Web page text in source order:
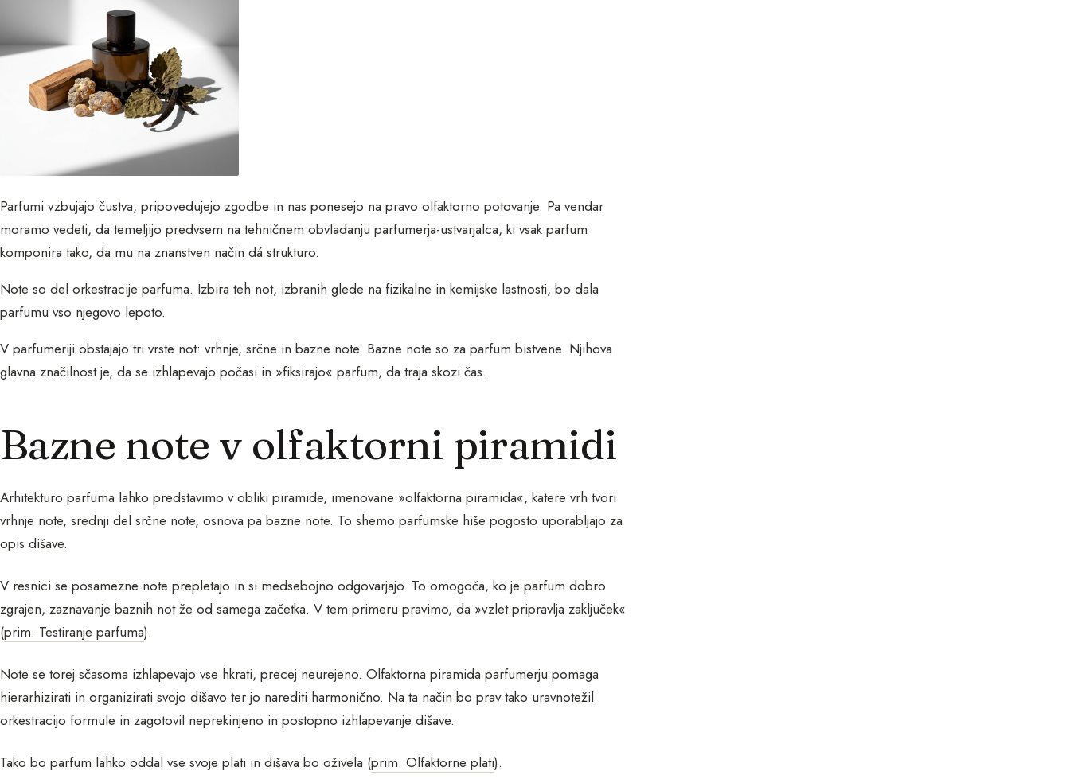
Parfumi vzbujajo čustva, pripovedujejo zgodbe in nas ponesejo na pravo olfaktorno potovanje. Pa vendar
moramo vedeti, da temeljijo predvsem na tehničnem obvladanju parfumerja-ustvarjalca, ki vsak parfum
komponira tako, da mu na znanstven način dá strukturo.
Note so del orkestracije parfuma. Izbira teh not, izbranih glede na fizikalne in kemijske lastnosti, bo dala
parfumu vso njegovo lepoto.
V parfumeriji obstajajo tri vrste not: vrhnje, srčne in bazne note. Bazne note so za parfum bistvene. Njihova
glavna značilnost je, da se izhlapevajo počasi in »fiksirajo« parfum, da traja skozi čas.
Bazne note v olfaktorni piramidi
Arhitekturo parfuma lahko predstavimo v obliki piramide, imenovane »olfaktorna piramida«, katere vrh tvori
vrhnje note, srednji del srčne note, osnova pa bazne note. To shemo parfumske hiše pogosto uporabljajo za
opis dišave.
V resnici se posamezne note prepletajo in si medsebojno odgovarjajo. To omogoča, ko je parfum dobro
zgrajen, zaznavanje baznih not že od samega začetka. V tem primeru pravimo, da »vzlet pripravlja zaključek«
(prim. Testiranje parfuma).
Note se torej sčasoma izhlapevajo vse hkrati, precej neurejeno. Olfaktorna piramida parfumerju pomaga
hierarhizirati in organizirati svojo dišavo ter jo narediti harmonično. Na ta način bo prav tako uravnotežil
orkestracijo formule in zagotovil neprekinjeno in postopno izhlapevanje dišave.
Tako bo parfum lahko oddal vse svoje plati in dišava bo oživela (prim. Olfaktorne plati).